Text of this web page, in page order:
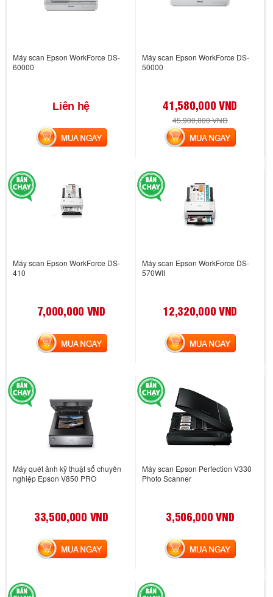
Máy scan Epson WorkForce DS-
60000
Liên hệ
MUA NGAY
Máy scan Epson WorkForce DS-
50000
41,580,000 VND
45,900,000 VND
MUA NGAY
Máy scan Epson WorkForce DS-
410
7,000,000 VND
MUA NGAY
Máy scan Epson WorkForce DS-
570WII
12,320,000 VND
MUA NGAY
Máy quét ảnh kỹ thuật số chuyên
nghiệp Epson V850 PRO
33,500,000 VND
MUA NGAY
Máy scan Epson Perfection V330
Photo Scanner
3,506,000 VND
MUA NGAY